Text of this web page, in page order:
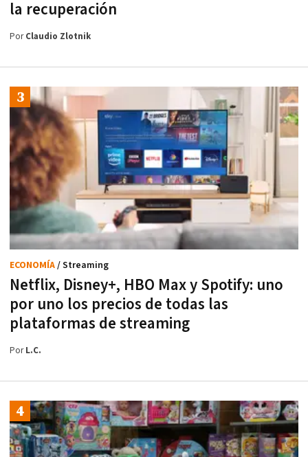
la recuperación
PorClaudio Zlotnik
Netflix, Disney+, HBO Max y Spotify: uno
por uno los precios de todas las
plataformas de streaming
ECONOMÍA/ Streaming
PorL.C.